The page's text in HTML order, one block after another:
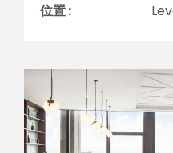
位置 :